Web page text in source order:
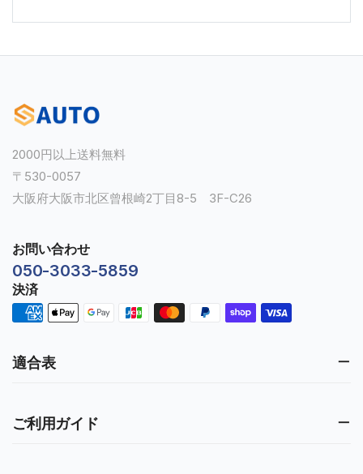
2000円以上送料無料
〒530-0057
大阪府大阪市北区曾根崎2丁目8-5 3F-C26
お問い合わせ
050-3033-5859
決済
適合表
ご利用ガイド